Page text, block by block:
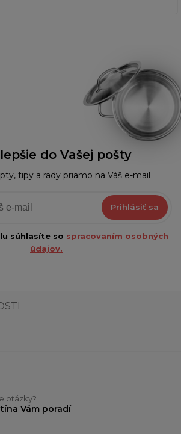
do Vašej pošty
tipy a rady priamo na Váš e-mail
Prihlásiť sa
súhlasíte so spracovaním osobných
údajov.
otázky?
Vám poradí